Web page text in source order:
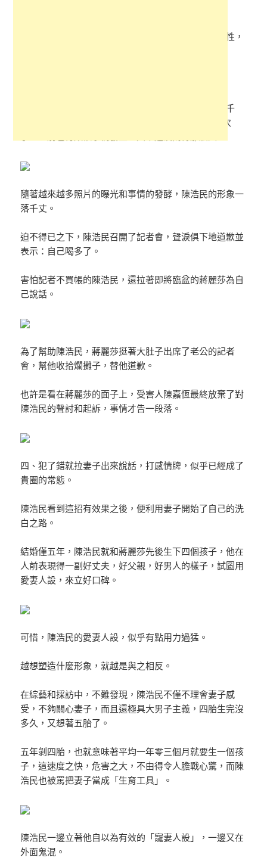
事後，陳浩民並沒有意識到自己的錯誤和事情的嚴重性，
此言論一出，網上瞬間炸開了鍋，陳浩民的形象一落千
丈，還有知情人表示，他「.騷.擾.女星」不是一次兩次
隨著越來越多照片的曝光和事情的發酵，陳浩民的形象一
落千丈。
迫不得已之下，陳浩民召開了記者會，聲淚俱下地道歉並
表示：自己喝多了。
害怕記者不買帳的陳浩民，還拉著即將臨盆的蔣麗莎為自
己說話。
為了幫助陳浩民，蔣麗莎挺著大肚子出席了老公的記者
會，幫他收拾爛攤子，替他道歉。
也許是看在蔣麗莎的面子上，受害人陳嘉恆最終放棄了對
陳浩民的聲討和起訴，事情才告一段落。
四、犯了錯就拉妻子出來說話，打感情牌，似乎已經成了
貴圈的常態。
陳浩民看到這招有效果之後，便利用妻子開始了自己的洗
白之路。
結婚僅五年，陳浩民就和蔣麗莎先後生下四個孩子，他在
人前表現得一副好丈夫，好父親，好男人的樣子，試圖用
愛妻人設，來立好口碑。
可惜，陳浩民的愛妻人設，似乎有點用力過猛。
越想塑造什麼形象，就越是與之相反。
在綜藝和採訪中，不難發現，陳浩民不僅不理會妻子感
受，不夠關心妻子，而且還極具大男子主義，四胎生完沒
多久，又想著五胎了。
五年剝四胎，也就意味著平均一年零三個月就要生一個孩
子，這速度之快，危害之大，不由得令人膽戰心驚，而陳
浩民也被罵把妻子當成「生育工具」。
陳浩民一邊立著他自以為有效的「寵妻人設」，一邊又在
外面鬼混。